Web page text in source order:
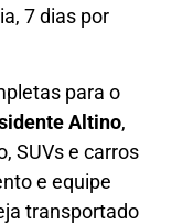
7 dias por
para o
Altino,
SUVs e carros
e equipe
transportado